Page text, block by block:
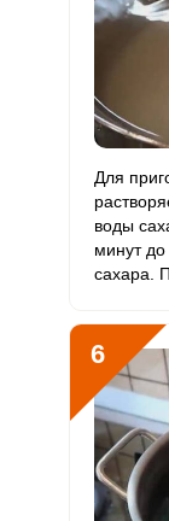
Для
воды
минут до
сахара.
6